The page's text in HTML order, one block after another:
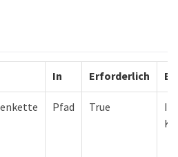
In Erforderlich
Pfad True
ID